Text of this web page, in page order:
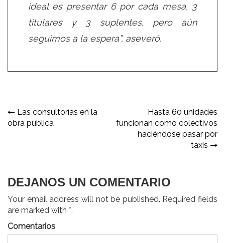
ideal es presentar 6 por cada mesa, 3
titulares y 3 suplentes, pero aún
seguimos a la espera”, aseveró.
Navegación
de
Las consultorías en la
obra pública
Hasta 60 unidades
funcionan como colectivos
haciéndose pasar por
taxis
DEJANOS UN COMENTARIO
Your email address will not be published. Required fields
are marked with *.
Comentarios